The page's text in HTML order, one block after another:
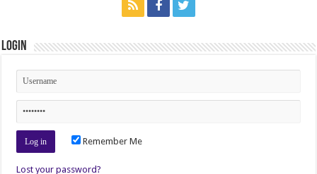
Login
Remember Me
Lost your password?